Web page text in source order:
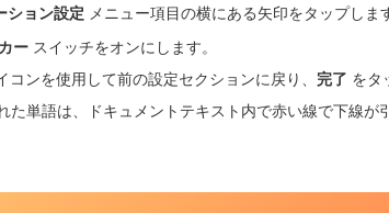
ション設定 メニュー項目の横にある矢印をタップしま
ー スイッチをオンにします。
コンを使用して前の設定セクションに戻り、 完了 をタ
た単語は、ドキュメントテキスト内で赤い線で下線が